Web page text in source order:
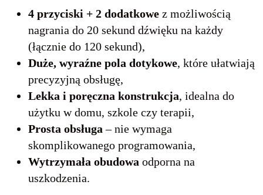
4 przyciski + 2 dodatkowe z możliwością
nagrania do 20 sekund dźwięku na każdy
(łącznie do 120 sekund),
Duże, wyraźne pola dotykowe, które ułatwiają
precyzyjną obsługę,
Lekka i poręczna konstrukcja, idealna do
użytku w domu, szkole czy terapii,
Prosta obsługa– nie wymaga
skomplikowanego programowania,
Wytrzymała obudowa odporna na
uszkodzenia.